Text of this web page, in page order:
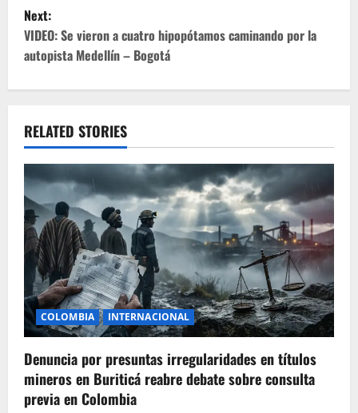
t
n
v
i
g
a
t
i
o
n
Next:
VIDEO: Se vieron a cuatro hipopótamos caminando por la
autopista Medellín – Bogotá
RELATED STORIES
COLOMBIA INTERNACIONAL
Denuncia por presuntas irregularidades en títulos
mineros en Buriticá reabre debate sobre consulta
previa en Colombia